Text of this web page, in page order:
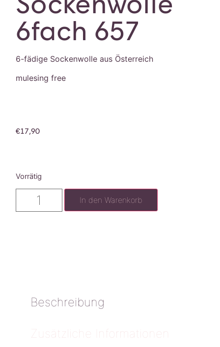
6fach 657
6-fädige Sockenwolle aus Österreich
mulesing free
€17,90
Vorrätig
In den Warenkorb
Beschreibung
Zusätzliche Informationen